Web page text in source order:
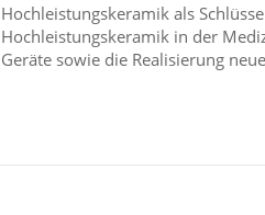
Hochleistungskeramik als
Hochleistungskeramik in der
Geräte sowie die Realisierung